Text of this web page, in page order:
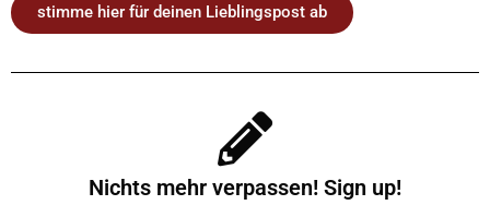
stimme hier für deinen Lieblingspost ab
Nichts mehr verpassen! Sign up!